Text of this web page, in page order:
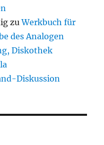
zuWerkbuch für
des Analogen
Diskothek
Diskussion